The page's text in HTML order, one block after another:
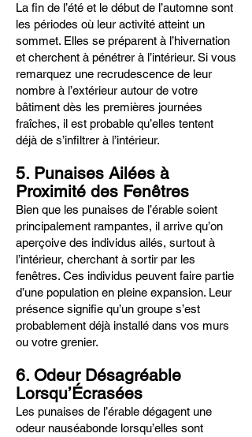
La fin de l’été et le début de l’automne sont
les périodes où leur activité atteint un
sommet. Elles se préparent à l’hivernation
et cherchent à pénétrer à l’intérieur. Si vous
remarquez une recrudescence de leur
nombre à l’extérieur autour de votre
bâtiment dès les premières journées
fraîches, il est probable qu’elles tentent
déjà de s’infiltrer à l’intérieur.
5. Punaises Ailées à
Proximité des Fenêtres
Bien que les punaises de l’érable soient
principalement rampantes, il arrive qu’on
aperçoive des individus ailés, surtout à
l’intérieur, cherchant à sortir par les
fenêtres. Ces individus peuvent faire partie
d’une population en pleine expansion. Leur
présence signifie qu’un groupe s’est
probablement déjà installé dans vos murs
ou votre grenier.
6. Odeur Désagréable
Lorsqu’Écrasées
Les punaises de l’érable dégagent une
odeur nauséabonde lorsqu’elles sont